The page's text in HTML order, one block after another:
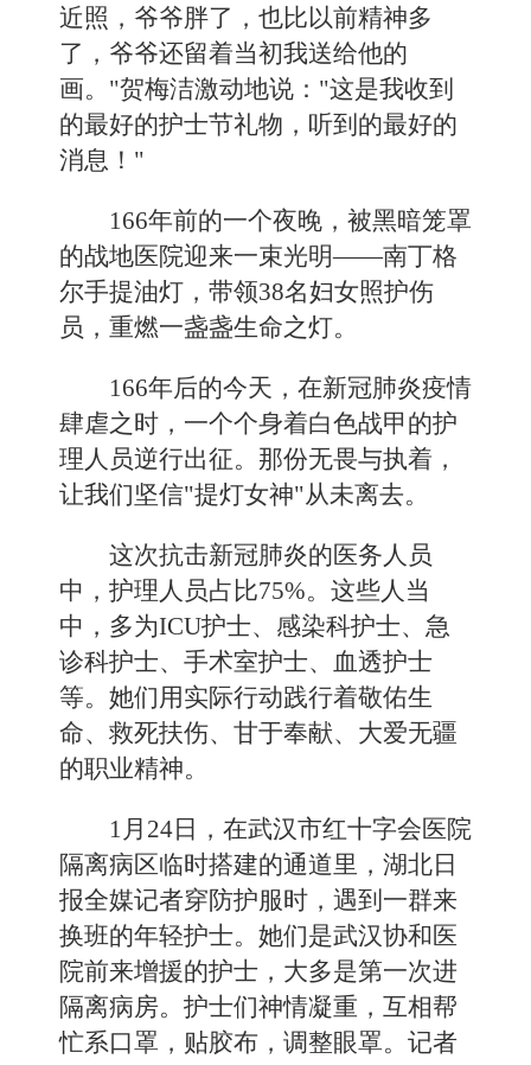
近照，爷爷胖了，也比以前精神多
了，爷爷还留着当初我送给他的
画。"贺梅洁激动地说："这是我收到
的最好的护士节礼物，听到的最好的
消息！"
166年前的一个夜晚，被黑暗笼罩
的战地医院迎来一束光明——南丁格
尔手提油灯，带领38名妇女照护伤
员，重燃一盏盏生命之灯。
166年后的今天，在新冠肺炎疫情
肆虐之时，一个个身着白色战甲的护
理人员逆行出征。那份无畏与执着，
让我们坚信"提灯女神"从未离去。
这次抗击新冠肺炎的医务人员
中，护理人员占比75%。这些人当
中，多为ICU护士、感染科护士、急
诊科护士、手术室护士、血透护士
等。她们用实际行动践行着敬佑生
命、救死扶伤、甘于奉献、大爱无疆
的职业精神。
1月24日，在武汉市红十字会医院
隔离病区临时搭建的通道里，湖北日
报全媒记者穿防护服时，遇到一群来
换班的年轻护士。她们是武汉协和医
院前来增援的护士，大多是第一次进
隔离病房。护士们神情凝重，互相帮
忙系口罩，贴胶布，调整眼罩。记者